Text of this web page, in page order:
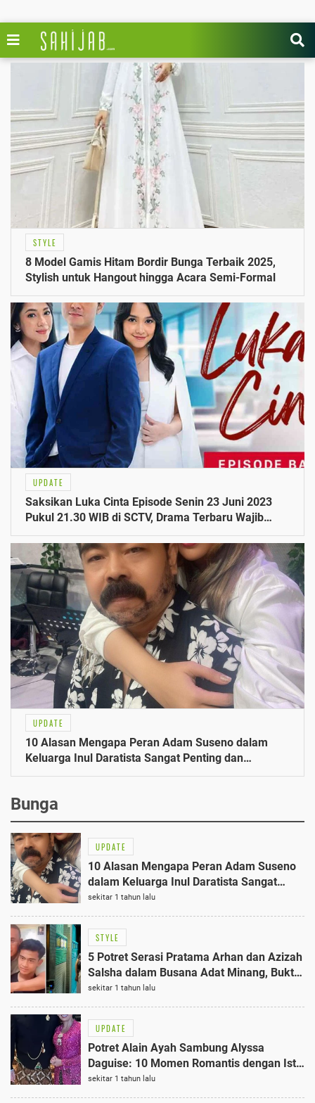
STYLE
8 Model Gamis Hitam Bordir Bunga Terbaik 2025,
Stylish untuk Hangout hingga Acara Semi-Formal
UPDATE
Saksikan Luka Cinta Episode Senin 23 Juni 2023
Pukul 21.30 WIB di SCTV, Drama Terbaru Wajib
Tahu
UPDATE
10 Alasan Mengapa Peran Adam Suseno dalam
Keluarga Inul Daratista Sangat Penting dan
Mengejutkan
Bunga
UPDATE
10 Alasan Mengapa Peran Adam Suseno
dalam Keluarga Inul Daratista Sangat
Penting dan Mengejutkan
sekitar 1 tahun lalu
STYLE
5 Potret Serasi Pratama Arhan dan Azizah
Salsha dalam Busana Adat Minang, Bukti
Cinta yang Tak Pernah Redup
sekitar 1 tahun lalu
UPDATE
Potret Alain Ayah Sambung Alyssa
Daguise: 10 Momen Romantis dengan Istri
Risa Dewi
sekitar 1 tahun lalu